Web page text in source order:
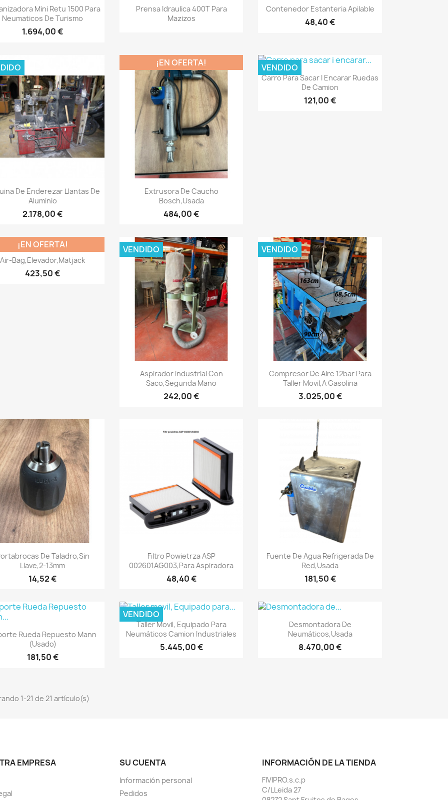
Vista rápida
Mini Retu 1500 Para
Neumaticos De Turismo
1.694,00 €
Vista rápida
Prensa Idraulica 400T Para
Mazizos
Vista rápida
Contenedor Estanteria Apilable
48,40 €
 Vista rápida
De Enderezar Llantas De
Aluminio
2.178,00 €
Vista rápida
Extrusora De Caucho
Bosch,usada
484,00 €
¡EN OFERTA!
Vista rápida
Carro Para Sacar I Encarar Ruedas
De Camion
121,00 €
VENDIDO
 Vista rápida
Air-Bag,Elevador,Matjack
423,50 €
¡EN OFERTA!
Vista rápida
Aspirador Industrial Con
Saco,segunda Mano
242,00 €
VENDIDO
Vista rápida
Compresor De Aire 12bar Para
Taller Movil,a Gasolina
3.025,00 €
VENDIDO
Vista rápida
De Taladro,sin
Llave,2-13mm
14,52 €
Vista rápida
Filtro Powietrza ASP
002601AG003,para Aspiradora
48,40 €
 Vista rápida
Fuente De Agua Refrigerada De
Red,Usada
181,50 €
Vista rápida
Rueda Repuesto Mann
(Usado)
181,50 €
Vista rápida
Taller Movil, Equipado Para
Neumáticos Camion Industriales
5.445,00 €
VENDIDO
Vista rápida
Desmontadora De
Neumáticos,usada
8.470,00 €
1-21 de 21 artículo(s)
EMPRESA SU CUENTA
Información personal
Pedidos
INFORMACIÓN DE LA TIENDA
FIVIPRO.s.c.p
C/LLeida 27